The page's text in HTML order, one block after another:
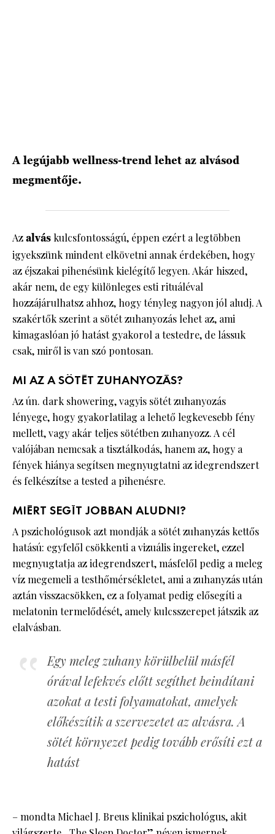
A legújabb wellness-trend lehet az alvásod
megmentője.
Azalvás kulcsfontosságú, éppen ezért a legtöbben
igyekszünk mindent elkövetni annak érdekében, hogy
az éjszakai pihenésünk kielégítő legyen. Akár hiszed,
akár nem, de egy különleges esti rituáléval
hozzájárulhatsz ahhoz, hogy tényleg nagyon jól aludj. A
szakértők szerint a sötét zuhanyozás lehet az, ami
kimagaslóan jó hatást gyakorol a testedre, de lássuk
csak, miről is van szó pontosan.
MI AZ A SÖTÉT ZUHANYOZÁS?
Az ún. dark showering, vagyis sötét zuhanyozás
lényege, hogy gyakorlatilag a lehető legkevesebb fény
mellett, vagy akár teljes sötétben zuhanyozz. A cél
valójában nemcsak a tisztálkodás, hanem az, hogy a
fények hiánya segítsen megnyugtatni az idegrendszert
és felkészítse a tested a pihenésre.
MIÉRT SEGÍT JOBBAN ALUDNI?
A pszichológusok azt mondják a sötét zuhanyzás kettős
hatású: egyfelől csökkenti a vizuális ingereket, ezzel
megnyugtatja az idegrendszert, másfelől pedig a meleg
víz megemeli a testhőmérsékletet, ami a zuhanyzás után
aztán visszacsökken, ez a folyamat pedig elősegíti a
melatonin termelődését, amely kulcsszerepet játszik az
elalvásban.
Egy meleg zuhany körülbelül másfél
órával lefekvés előtt segíthet beindítani
azokat a testi folyamatokat, amelyek
előkészítik a szervezetet az alvásra. A
sötét környezet pedig tovább erősíti ezt a
hatást
– mondta Michael J. Breus klinikai pszichológus, akit